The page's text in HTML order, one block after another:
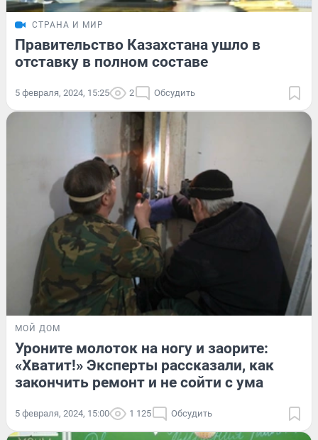
СТРАНА И МИР
Правительство Казахстана ушло в
отставку в полном составе
5 февраля, 2024, 15:25 2 Обсудить
МОЙ ДОМ
Уроните молоток на ногу и заорите:
«Хватит!» Эксперты рассказали, как
закончить ремонт и не сойти с ума
5 февраля, 2024, 15:00 1 125 Обсудить